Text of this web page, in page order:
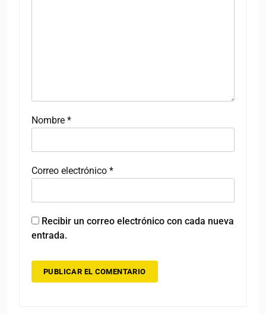
Nombre *
Correo electrónico *
Recibir un correo electrónico con cada nueva
entrada.